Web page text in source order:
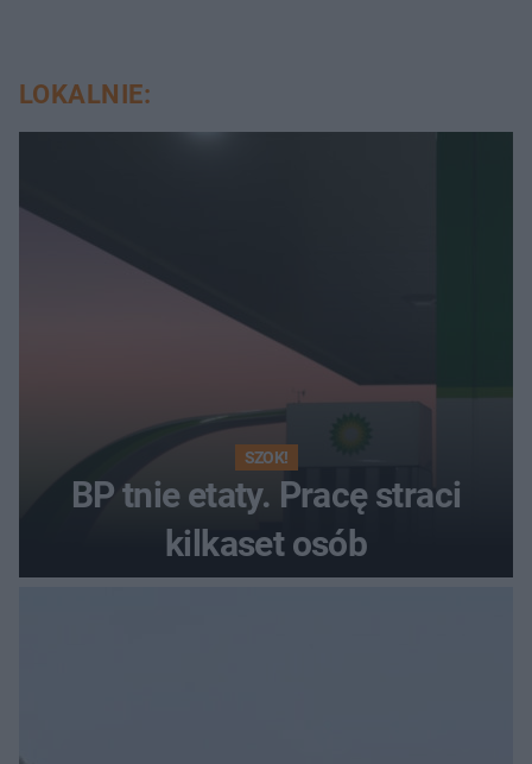
LOKALNIE:
SZOK!
BP tnie etaty. Pracę straci
kilkaset osób